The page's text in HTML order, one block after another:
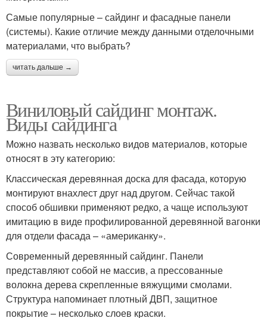
Самые популярные – сайдинг и фасадные панели
(системы). Какие отличие между данными отделочными
материалами, что выбрать?
читать дальше →
Виниловый сайдинг монтаж.
Виды сайдинга
Можно назвать несколько видов материалов, которые
относят в эту категорию:
Классическая деревянная доска для фасада, которую
монтируют внахлест друг над другом. Сейчас такой
способ обшивки применяют редко, а чаще используют
имитацию в виде профилированной деревянной вагонки
для отдели фасада – «американку».
Современный деревянный сайдинг. Панели
представляют собой не массив, а прессованные
волокна дерева скрепленные вяжущими смолами.
Структура напоминает плотный ДВП, защитное
покрытие – несколько слоев краски.